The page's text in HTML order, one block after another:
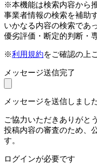
※本機能は検索内容から
事業者情報の検索を補助
いかなる内容の検索であ
優劣評価・断定的判断・
※利用規約をご確認の上
メッセージ送信完了
メッセージを送信しました
ご協力いただきありがと
投稿内容の審査のため、
す。
ログインが必要です